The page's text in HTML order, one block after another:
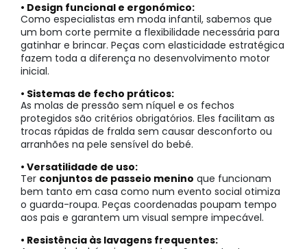
• Design funcional e ergonómico:
Como especialistas em moda infantil, sabemos que
um bom corte permite a flexibilidade necessária para
gatinhar e brincar. Peças com elasticidade estratégica
fazem toda a diferença no desenvolvimento motor
inicial.
• Sistemas de fecho práticos:
As molas de pressão sem níquel e os fechos
protegidos são critérios obrigatórios. Eles facilitam as
trocas rápidas de fralda sem causar desconforto ou
arranhões na pele sensível do bebé.
• Versatilidade de uso:
Ter conjuntos de passeio menino que funcionam
bem tanto em casa como num evento social otimiza
o guarda-roupa. Peças coordenadas poupam tempo
aos pais e garantem um visual sempre impecável.
• Resistência às lavagens frequentes: